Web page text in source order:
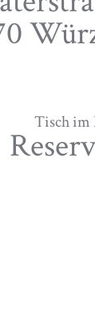
Tisch im